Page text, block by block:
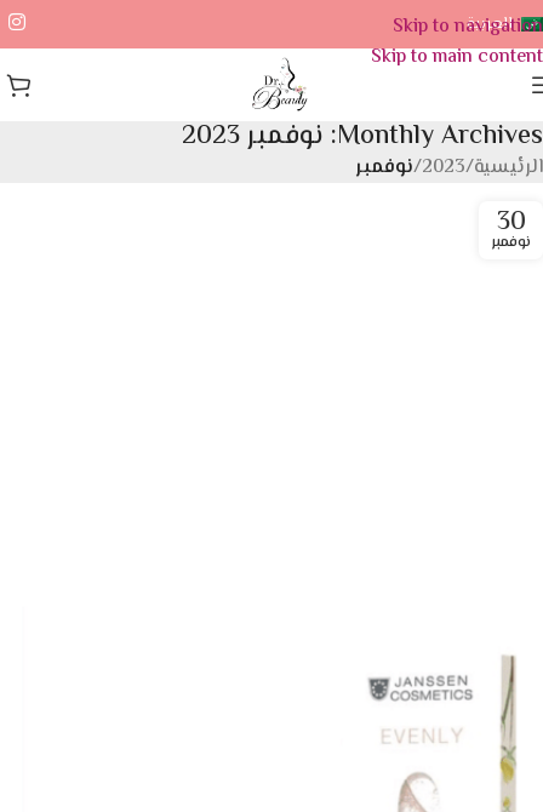
Skip to navigation
Skip to main content
العربية
Monthly Archives: نوفمبر 2023
الرئيسية/
2023
/نوفمبر
30
نوفمبر